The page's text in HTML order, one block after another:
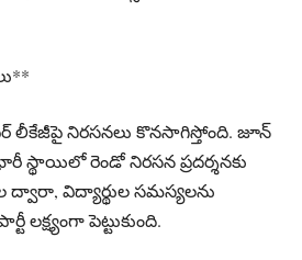
లీకేజీపై నిరసనలు కొనసాగిస్తోంది. జూన్
స్థాయిలో రెండో నిరసన ప్రదర్శనకు
ద్వారా, విద్యార్థుల సమస్యలను
లక్ష్యంగా పెట్టుకుంది.